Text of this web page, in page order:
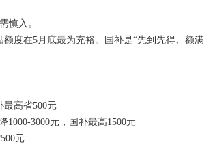
慎入。
度在5月底最为充裕。国补是“先到先得、额满
最高省500元
1000-3000元，国补最高1500元
元